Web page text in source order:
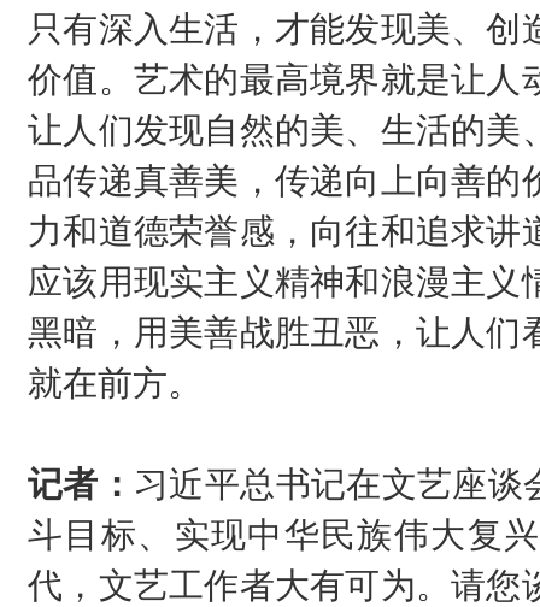
只有深入生活，才能发现美、
价值。艺术的最高境界就是让人
让人们发现自然的美、生活的美
品传递真善美，传递向上向善
力和道德荣誉感，向往和追求
应该用现实主义精神和浪漫主
黑暗，用美善战胜丑恶，让人们
就在前方。
记者： 习近平总书记在文艺座谈
斗目标、实现中华民族伟大复
代，文艺工作者大有可为。请您